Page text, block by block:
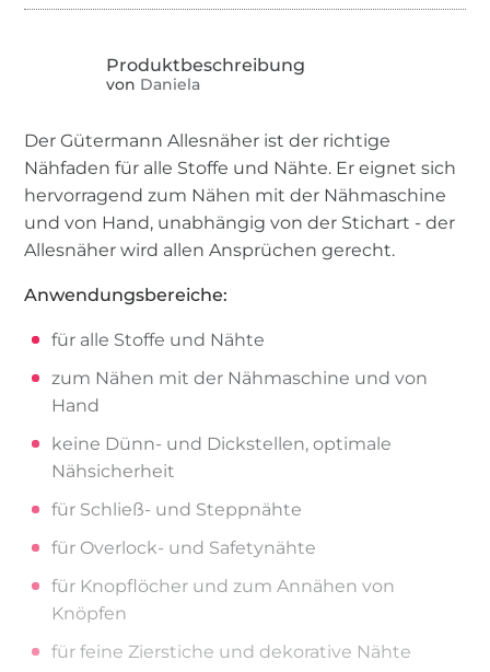
von Daniela
Der Gütermann Allesnäher ist der richtige
Nähfaden für alle Stoffe und Nähte. Er eignet sich
hervorragend zum Nähen mit der Nähmaschine
und von Hand, unabhängig von der Stichart - der
Allesnäher wird allen Ansprüchen gerecht.
Anwendungsbereiche:
für alle Stoffe und Nähte
zum Nähen mit der Nähmaschine und von
Hand
keine Dünn- und Dickstellen, optimale
Nähsicherheit
für Schließ- und Steppnähte
für Overlock- und Safetynähte
für Knopflöcher und zum Annähen von
Knöpfen
für feine Zierstiche und dekorative Nähte